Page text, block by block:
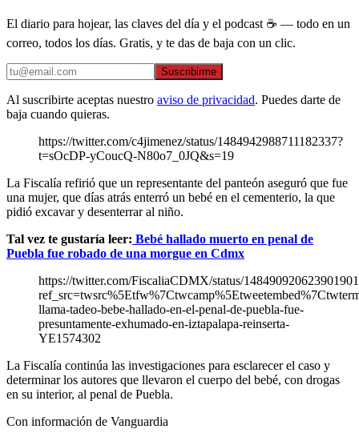
El diario para hojear, las claves del día y el podcast ☕ — todo en un
correo, todos los días. Gratis, y te das de baja con un clic.
Suscribirme
Al suscribirte aceptas nuestro aviso de privacidad. Puedes darte de
baja cuando quieras.
https://twitter.com/c4jimenez/status/1484942988711182337?
t=sOcDP-yCoucQ-N80o7_0JQ&s=19
La Fiscalía refirió que un representante del panteón aseguró que fue
una mujer, que días atrás enterró un bebé en el cementerio, la que
pidió excavar y desenterrar al niño.
Tal vez te gustaría leer: Bebé hallado muerto en penal de
Puebla fue robado de una morgue en Cdmx
https://twitter.com/FiscaliaCDMX/status/
llama-tadeo-bebe-hallado-en-el-penal-de-puebla-fue-
presuntamente-exhumado-en-iztapalapa-reinserta-
YE1574302
La Fiscalía continúa las investigaciones para esclarecer el caso y
determinar los autores que llevaron el cuerpo del bebé, con drogas
en su interior, al penal de Puebla.
Con información de Vanguardia